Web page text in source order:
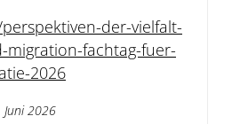
der-vielfalt-
migration-fachtag-fuer-
2026
Juni 2026